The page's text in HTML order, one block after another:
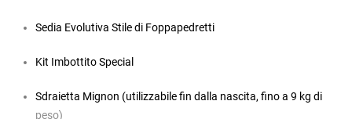
Sedia Evolutiva Stile di Foppapedretti
Kit Imbottito Special
Sdraietta Mignon (utilizzabile fin dalla nascita, fino a 9 kg di
peso)